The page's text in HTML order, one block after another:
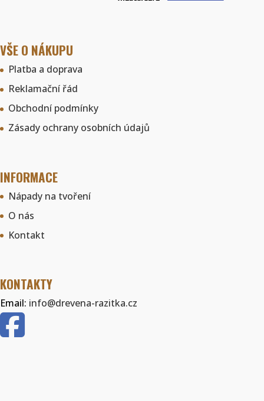
VŠE O NÁKUPU
Platba a doprava
Reklamační řád
Obchodní podmínky
Zásady ochrany osobních údajů
INFORMACE
Nápady na tvoření
O nás
Kontakt
KONTAKTY
Email: info@drevena-razitka.cz